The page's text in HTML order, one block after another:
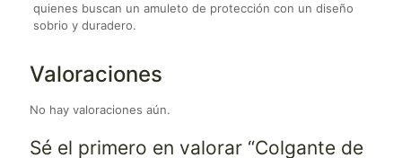
quienes buscan un amuleto de protección con un diseño
sobrio y duradero.
Valoraciones
No hay valoraciones aún.
Sé el primero en valorar “Colgante de